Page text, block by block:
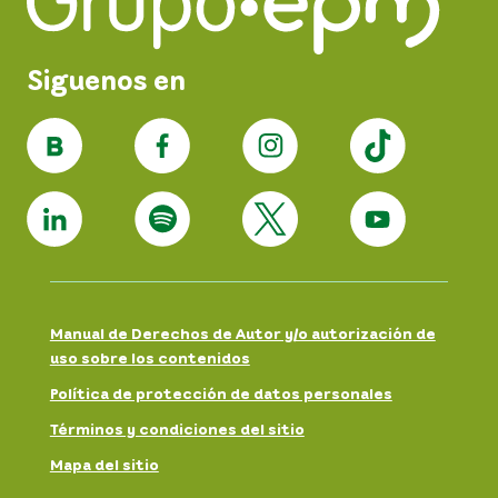
Siguenos en
Manual de Derechos de Autor y/o autorización de
uso sobre los contenidos
Política de protección de datos personales
Términos y condiciones del sitio
Mapa del sitio